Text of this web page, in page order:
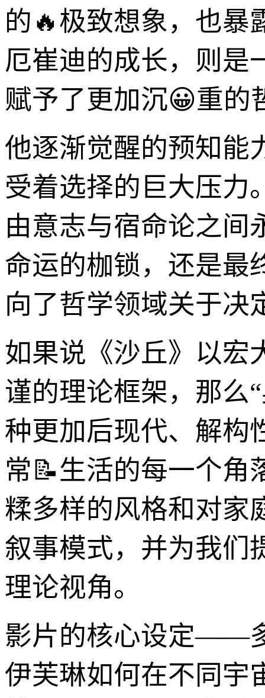
的🔥极致想象，也暴
厄崔迪的成长，则是
赋予了更加沉😀重的
他逐渐觉醒的预知能
受着选择的巨大压力
由意志与宿命论之间
命运的枷锁，还是最
向了哲学领域关于决
如果说《沙丘》以宏
谨的理论框架，那么
种更加后现代、解构
常📝生活的每一个角
糅多样的风格和对家
叙事模式，并为我们
理论视角。
影片的核心设定——
伊芙琳如何在不同